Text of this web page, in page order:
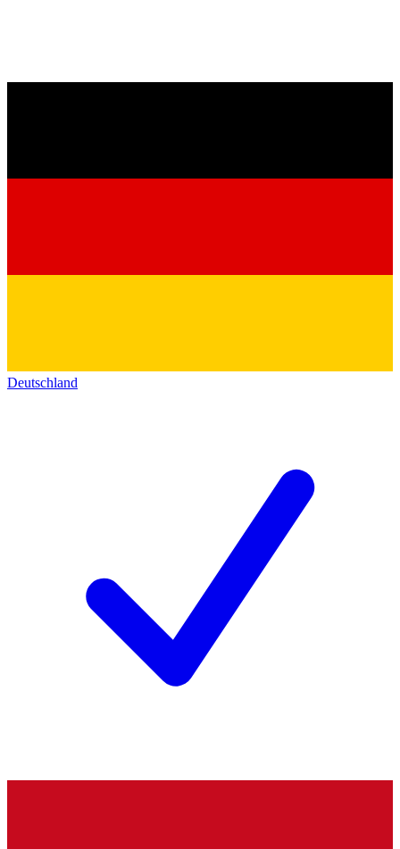
Deutschland